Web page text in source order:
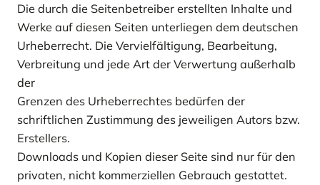
Die durch die Seitenbetreiber erstellten Inhalte und
Werke auf diesen Seiten unterliegen dem deutschen
Urheberrecht. Die Vervielfältigung, Bearbeitung,
Verbreitung und jede Art der Verwertung außerhalb
der
Grenzen des Urheberrechtes bedürfen der
schriftlichen Zustimmung des jeweiligen Autors bzw.
Erstellers.
Downloads und Kopien dieser Seite sind nur für den
privaten, nicht kommerziellen Gebrauch gestattet.